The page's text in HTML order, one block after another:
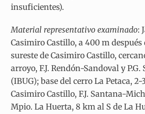
insuficientes).
Material representativo examinado:
Casimiro Castillo, a 400 m después
sureste de Casimiro Castillo,
arroyo, F.J. Rendón-Sandoval y
(IBUG); base del cerro La Petaca, 2-
Casimiro Castillo, F.J. Santana-
Mpio. La Huerta, 8 km al S de La